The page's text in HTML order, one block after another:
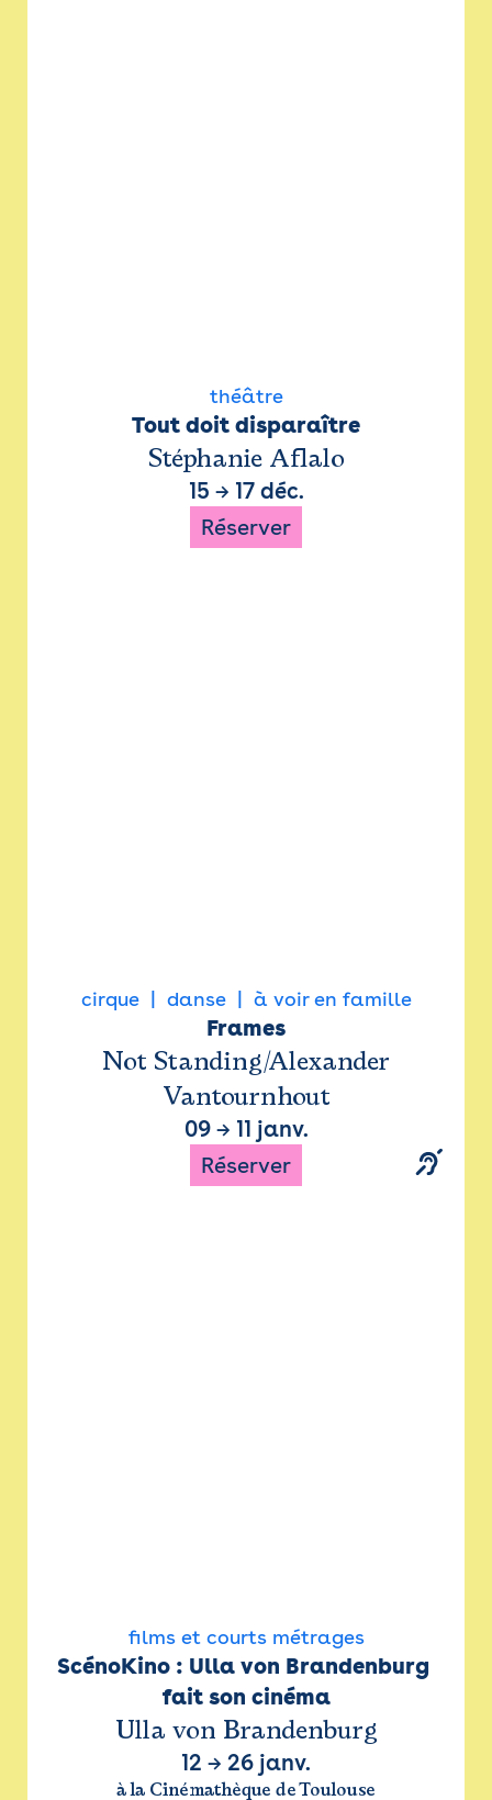
théâtre
Tout doit disparaître
Stéphanie Aflalo
15 → 17 déc.
Réserver
cirque danse à voir en famille
Frames
Not Standing/Alexander
Vantournhout
09→ 11 janv.
Réserver
films et courts métrages
ScénoKino : Ulla von Brandenburg
fait son cinéma
Ulla von Brandenburg
12 → 26 janv.
à la Cinémathèque de Toulouse